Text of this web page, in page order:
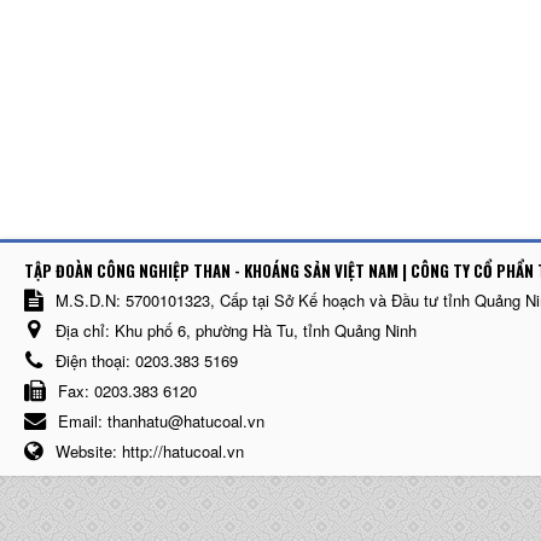
TẬP ĐOÀN CÔNG NGHIỆP THAN - KHOÁNG SẢN VIỆT NAM | CÔNG TY CỔ
M.S.D.N: 5700101323, Cấp tại Sở Kế hoạch và Đầu tư tỉnh Quảng
Địa chỉ: Khu phố 6, phường Hà Tu, tỉnh Quảng Ninh
Điện thoại: 0203.383 5169
Fax: 0203.383 6120
Email: thanhatu@hatucoal.vn
Website: http://hatucoal.vn